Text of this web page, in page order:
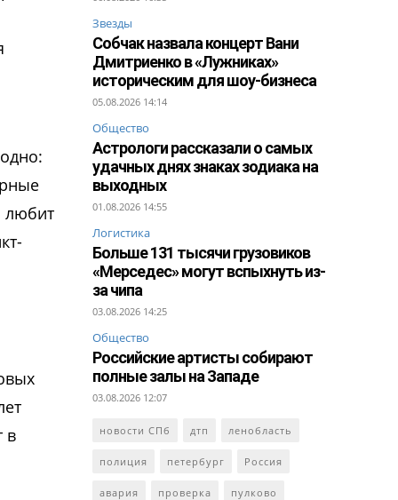
любит
в
Звезды
Собчак назвала концерт Вани
Дмитриенко в «Лужниках»
историческим для шоу-бизнеса
05.08.2026 14:14
Общество
Астрологи рассказали о самых
удачных днях знаках зодиака на
выходных
01.08.2026 14:55
Логистика
Больше 131 тысячи грузовиков
«Мерседес» могут вспыхнуть из-
за чипа
03.08.2026 14:25
Общество
Российские артисты собирают
полные залы на Западе
03.08.2026 12:07
новости СПб дтп ленобласть
полиция петербург Россия
авария проверка пулково